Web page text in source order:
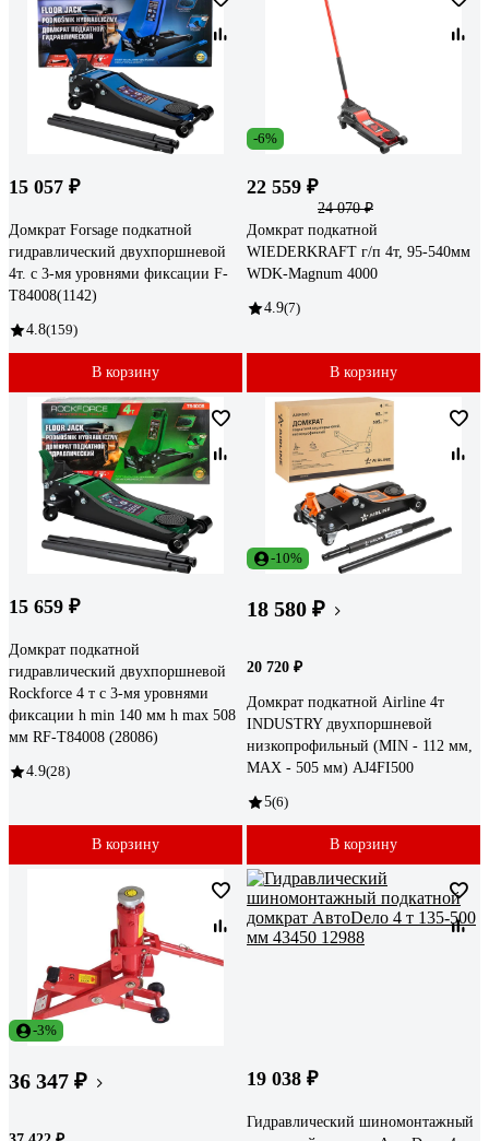
15 057 ₽
Домкрат Forsage подкатной
гидравлический двухпоршневой
4т. с 3-мя уровнями фиксации F-
T84008(1142)
4.8(159)
В корзину
-6%
22 559 ₽
24 070 ₽
Домкрат подкатной
WIEDERKRAFT г/п 4т, 95-540мм
WDK-Magnum 4000
4.9(7)
В корзину
15 659 ₽
Домкрат подкатной
гидравлический двухпоршневой
Rockforce 4 т с 3-мя уровнями
фиксации h min 140 мм h max 508
мм RF-T84008 (28086)
4.9(28)
В корзину
-10%
18 580 ₽
20 720 ₽
Домкрат подкатной Airline 4т
INDUSTRY двухпоршневой
низкопрофильный (MIN - 112 мм,
MAX - 505 мм) AJ4FI500
5(6)
В корзину
-3%
36 347 ₽ 19 038 ₽
Гидравлический шиномонтажный